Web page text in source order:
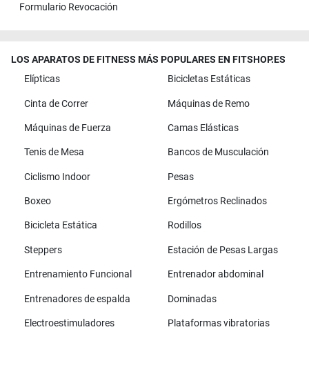
Formulario Revocación
LOS APARATOS DE FITNESS MÁS POPULARES EN FITSHOP.ES
Elípticas
Bicicletas Estáticas
Cinta de Correr Máquinas de Remo
Máquinas de Fuerza Camas Elásticas
Tenis de Mesa Bancos de Musculación
Ciclismo Indoor Pesas
Boxeo Ergómetros Reclinados
Bicicleta Estática Rodillos
Steppers Estación de Pesas Largas
Entrenamiento Funcional Entrenador abdominal
Entrenadores de espalda Dominadas
Electroestimuladores Plataformas vibratorias